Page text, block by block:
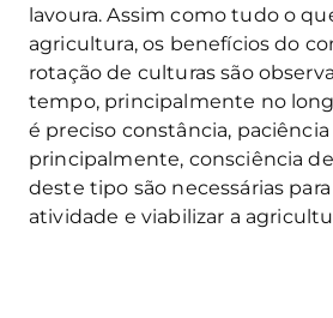
lavoura. Assim como tudo o
agricultura, os benefícios do
rotação de culturas são
tempo, principalmente no
é preciso constância, paciência
principalmente, consciência
deste tipo são necessárias
atividade e viabilizar a